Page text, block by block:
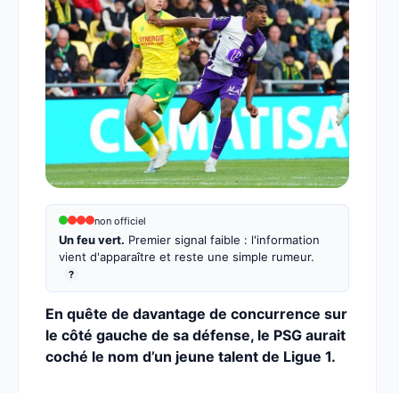
non officiel
Un feu vert. Premier signal faible : l'information
vient d'apparaître et reste une simple rumeur.
?
En quête de davantage de concurrence sur
le côté gauche de sa défense, le PSG aurait
coché le nom d’un jeune talent de Ligue 1.